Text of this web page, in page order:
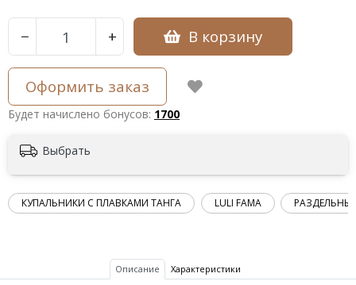
− + В корзину
Оформить заказ
Будет начислено бонусов: 1700
Выбрать
КУПАЛЬНИКИ С ПЛАВКАМИ ТАНГА LULI FAMA
Описание Характеристики